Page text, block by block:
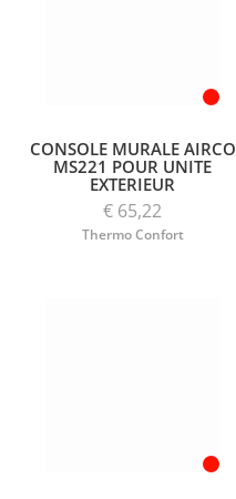
CONSOLE MURALE AIRCO
MS221 POUR UNITE
EXTERIEUR
€ 65,22
Thermo Confort